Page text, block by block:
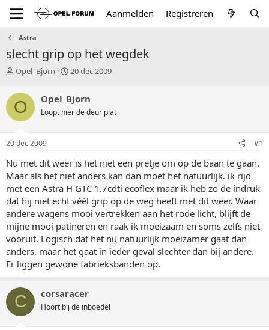
Aanmelden Registreren
Astra
slecht grip op het wegdek
T
p
i
c
s
a
t
e
r
Opel_Bjorn
S
r
t
a
m
20 dec 2009
O Opel_Bjorn
Loopt hier de deur plat
20 dec 2009 #1
Nu met dit weer is het niet een pretje om op de baan te gaan.
Maar als het niet anders kan dan moet het natuurlijk. ik rijd
met een Astra H GTC 1.7cdti ecoflex maar ik heb zo de indruk
dat hij niet echt véél grip op de weg heeft met dit weer. Waar
andere wagens mooi vertrekken aan het rode licht, blijft de
mijne mooi patineren en raak ik moeizaam en soms zelfs niet
vooruit. Logisch dat het nu natuurlijk moeizamer gaat dan
anders, maar het gaat in ieder geval slechter dan bij andere.
Er liggen gewone fabrieksbanden op.
C corsaracer
Hoort bij de inboedel